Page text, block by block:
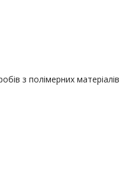
з полімерних матеріалів